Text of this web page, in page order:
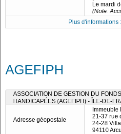
Le mardi
(Note:
Plus d'informations
AGEFIPH
ASSOCIATION DE GESTION DU
HANDICAPÉES (AGEFIPH) - ÎLE-DE-
Adresse géopostale
Immeuble
21-37 rue
24-28
94110